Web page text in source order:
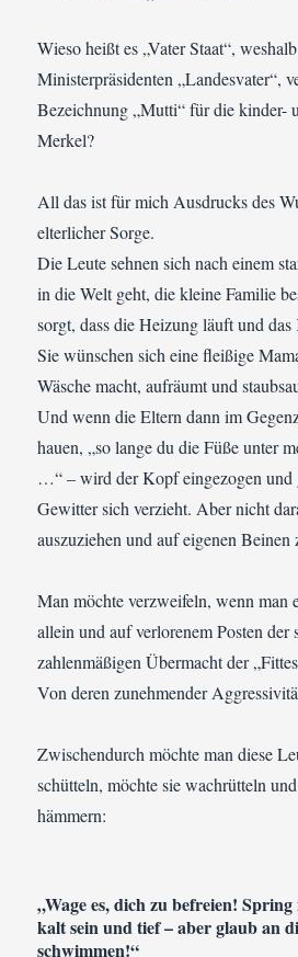
Wieso heißt es „Vater Staat“,
Ministerpräsidenten „Landesvater“,
Bezeichnung „Mutti“ für die kinder-
Merkel?
All das ist für mich Ausdrucks des
elterlicher Sorge.
Die Leute sehnen sich nach einem
in die Welt geht, die kleine Familie
sorgt, dass die Heizung läuft und
Sie wünschen sich eine fleißige
Wäsche macht, aufräumt und
Und wenn die Eltern dann im
hauen, „so lange du die Füße unter
…“ – wird der Kopf eingezogen und
Gewitter sich verzieht. Aber nicht
auszuziehen und auf eigenen Beinen
Man möchte verzweifeln, wenn man
allein und auf verlorenem Posten der
zahlenmäßigen Übermacht der
Von deren zunehmender
Zwischendurch möchte man diese
schütteln, möchte sie wachrütteln
hämmern:
„Wage es, dich zu befreien!
kalt sein und tief – aber glaub an
schwimmen!“